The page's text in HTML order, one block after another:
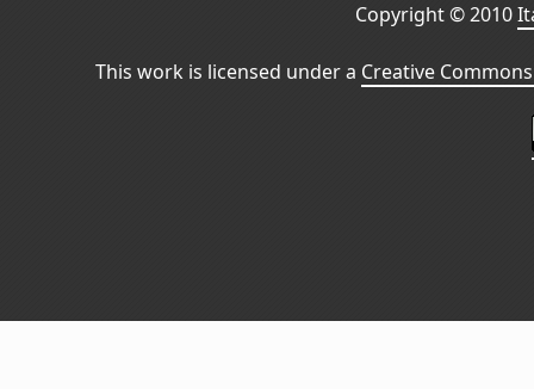
Copyright © 2010
This work is licensed under a Creative